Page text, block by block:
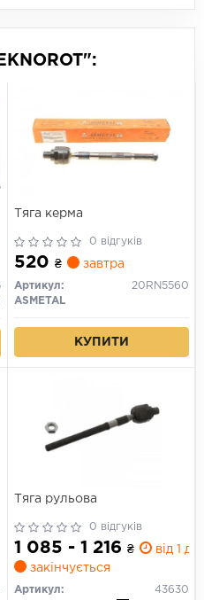
Тяга керма
0 відгуків
520 ₴ завтра
Артикул:
20RN5560
ASMETAL
КУПИТИ
Тяга рульова
0 відгуків
1 085 - 1 216 ₴
від 1 дн.
закінчується
Артикул:
43630